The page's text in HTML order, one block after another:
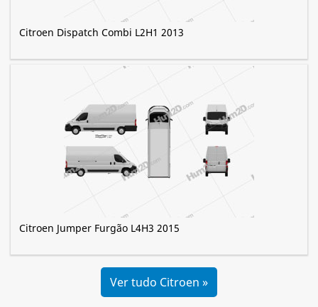
Citroen Dispatch Combi L2H1 2013
Citroen Jumper Furgão L4H3 2015
Ver tudo Citroen »